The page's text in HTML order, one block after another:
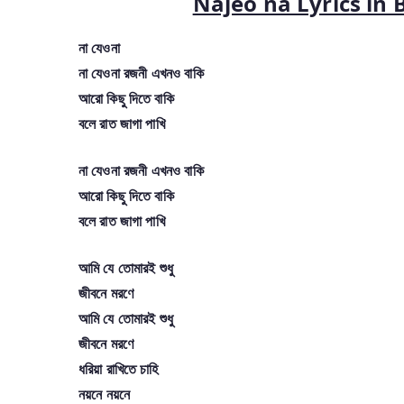
না যেওনা
না যেওনা রজনী এখনও বাকি
আরো কিছু দিতে বাকি
বলে রাত জাগা পাখি
না যেওনা রজনী এখনও বাকি
আরো কিছু দিতে বাকি
বলে রাত জাগা পাখি
আমি যে তোমারই শুধু
জীবনে মরণে
আমি যে তোমারই শুধু
জীবনে মরণে
ধরিয়া রাখিতে চাহি
নয়নে নয়নে